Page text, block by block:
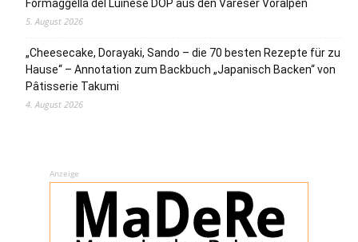
Formaggella del Luinese DOP aus den Vareser Voralpen
5. August 2026
„Cheesecake, Dorayaki, Sando – die 70 besten Rezepte für zu
Hause“ – Annotation zum Backbuch „Japanisch Backen“ von
Pâtisserie Takumi
4. August 2026
Anzeige